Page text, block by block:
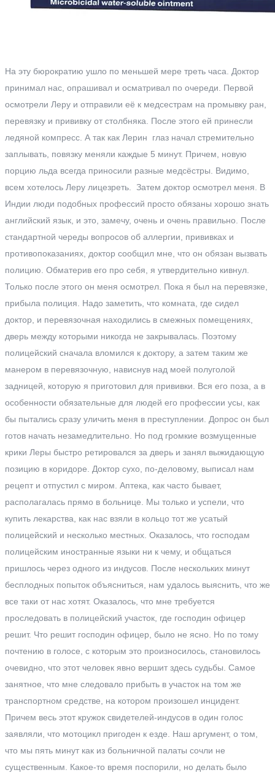
На эту бюрократию ушло по меньшей мере треть часа. Доктор
принимал нас, опрашивал и осматривал по очереди. Первой
осмотрели Леру и отправили её к медсестрам на промывку ран,
перевязку и прививку от столбняка. После этого ей принесли
ледяной компресс. А так как Лерин глаз начал стремительно
заплывать, повязку меняли каждые 5 минут. Причем, новую
порцию льда всегда приносили разные медсёстры. Видимо,
всем хотелось Леру лицезреть. Затем доктор осмотрел меня. В
Индии люди подобных профессий просто обязаны хорошо знать
английский язык, и это, замечу, очень и очень правильно. После
стандартной череды вопросов об аллергии, прививках и
противопоказаниях, доктор сообщил мне, что он обязан вызвать
полицию. Обматерив его про себя, я утвердительно кивнул.
Только после этого он меня осмотрел. Пока я был на перевязке,
прибыла полиция. Надо заметить, что комната, где сидел
доктор, и перевязочная находились в смежных помещениях,
дверь между которыми никогда не закрывалась. Поэтому
полицейский сначала вломился к доктору, а затем таким же
манером в перевязочную, нависнув над моей полуголой
задницей, которую я приготовил для прививки. Вся его поза, а в
особенности обязательные для людей его профессии усы, как
бы пытались сразу уличить меня в преступлении. Допрос он был
готов начать незамедлительно. Но под громкие возмущенные
крики Леры быстро ретировался за дверь и занял выжидающую
позицию в коридоре. Доктор сухо, по-деловому, выписал нам
рецепт и отпустил с миром. Аптека, как часто бывает,
располагалась прямо в больнице. Мы только и успели, что
купить лекарства, как нас взяли в кольцо тот же усатый
полицейский и несколько местных. Оказалось, что господам
полицейским иностранные языки ни к чему, и общаться
пришлось через одного из индусов. После нескольких минут
бесплодных попыток объясниться, нам удалось выяснить, что же
все таки от нас хотят. Оказалось, что мне требуется
проследовать в полицейский участок, где господин офицер
решит. Что решит господин офицер, было не ясно. Но по тому
почтению в голосе, с которым это произносилось, становилось
очевидно, что этот человек явно вершит здесь судьбы. Самое
занятное, что мне следовало прибыть в участок на том же
транспортном средстве, на котором произошел инцидент.
Причем весь этот кружок свидетелей-индусов в один голос
заявляли, что мотоцикл пригоден к езде. Наш аргумент, о том,
что мы пять минут как из больничной палаты сочли не
существенным. Какое-то время поспорили, но делать было